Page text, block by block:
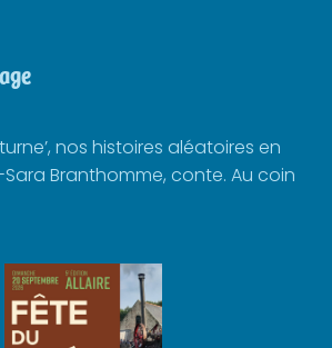
nos histoires aléatoires en
Branthomme, conte. Au coin